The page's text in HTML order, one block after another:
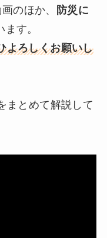
のほか、
防災に
ます。
よろしくお願いし
まとめて解説して